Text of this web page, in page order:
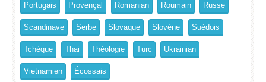
Portugais Provençal Romanian Roumain Russe
Scandinave Serbe Slovaque Slovène Suédois
Tchèque Thai Théologie Turc Ukrainian
Vietnamien Écossais